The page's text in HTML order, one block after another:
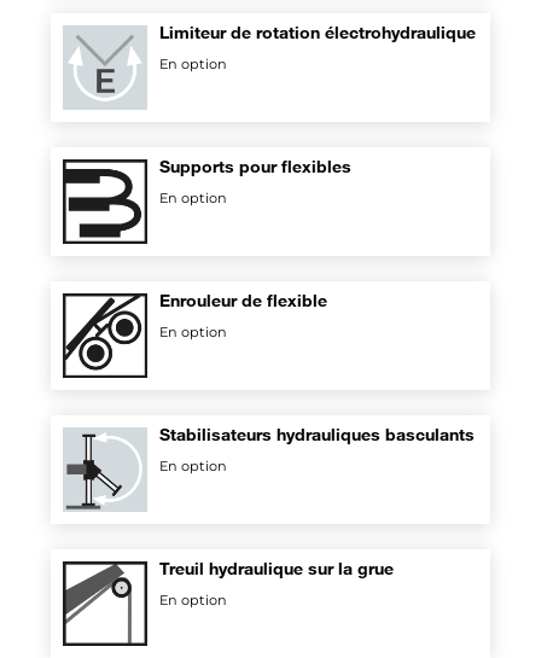
Limiteur de rotation électrohydraulique
En option
Supports pour flexibles
En option
Enrouleur de flexible
En option
Stabilisateurs hydrauliques basculants
En option
Treuil hydraulique sur la grue
En option